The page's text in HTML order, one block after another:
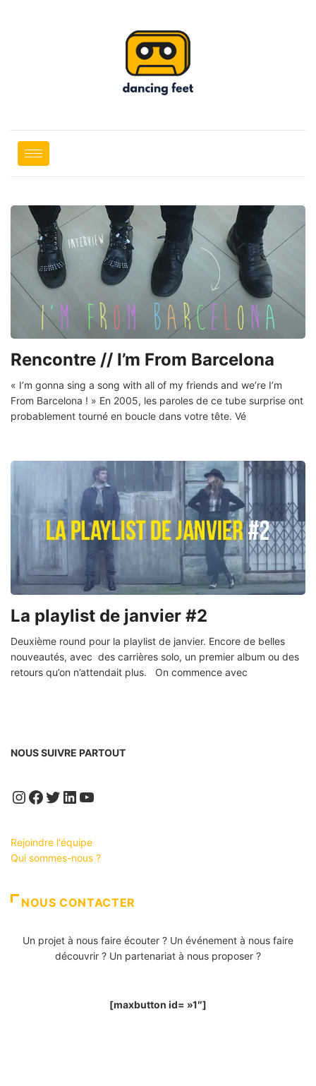
Rencontre // I’m From Barcelona
« I’m gonna sing a song with all of my friends and we’re I’m
From Barcelona ! » En 2005, les paroles de ce tube surprise ont
probablement tourné en boucle dans votre tête. Vé
La playlist de janvier #2
Deuxième round pour la playlist de janvier. Encore de belles
nouveautés, avec des carrières solo, un premier album ou des
retours qu’on n’attendait plus. On commence avec
NOUS SUIVRE PARTOUT
Instagram
Facebook
Twitter
LinkedIn
YouTube
Rejoindre l'équipe
Qui sommes-nous ?
NOUS CONTACTER
Un projet à nous faire écouter ? Un événement à nous faire
découvrir ? Un partenariat à nous proposer ?
[maxbutton id= »1″]